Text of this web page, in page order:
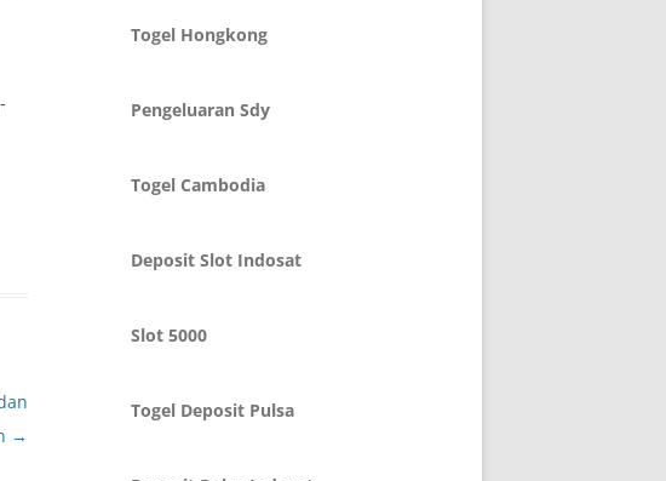
→
Togel Hongkong
Pengeluaran Sdy
Togel Cambodia
Deposit Slot Indosat
Slot 5000
Togel Deposit Pulsa